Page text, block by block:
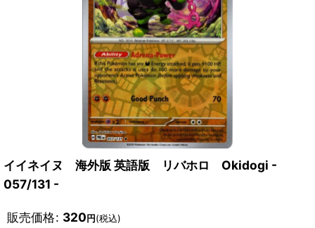
イイネイヌ 海外版 英語版 リバホロ Okidogi -
057/131 -
販売価格: 320円(税込)